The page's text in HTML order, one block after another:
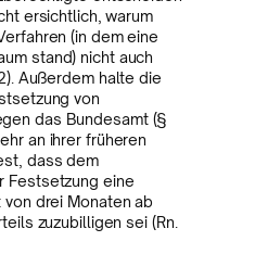
ersichtlich, warum
(in dem eine
stand) nicht auch
Außerdem halte die
von
das Bundesamt (§
an ihrer früheren
dass dem
Festsetzung eine
drei Monaten ab
zuzubilligen sei (Rn.